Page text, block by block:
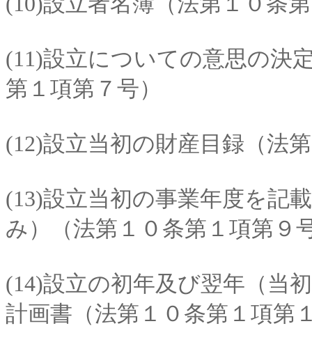
(11)設立についての意思の決
第１項第７号）
(12)設立当初の財産目録（法
(13)設立当初の事業年度を記
み）（法第１０条第１項第９
(14)設立の初年及び翌年（当
計画書（法第１０条第１項第